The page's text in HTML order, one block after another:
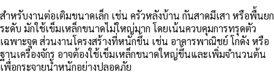
สำหรับงานต่อเติมขนาดเล็ก เช่น ครัวหลังบ้าน กันสาดมีเสา หรือพื้นยก
ระดับ มักใช้เข็มเหล็กขนาดไม่ใหญ่มาก โดยเน้นควบคุมการทรุดตัว
เฉพาะจุด ส่วนงานโครงสร้างที่หนักขึ้น เช่น อาคารพาณิชย์ โกดัง หรือ
ฐานเครื่องจักร อาจต้องใช้เข็มเหล็กขนาดใหญ่ขึ้นและเพิ่มจำนวนต้น
เพื่อกระจายน้ำหนักอย่างปลอดภัย